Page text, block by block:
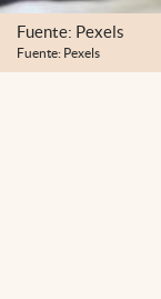
Fuente: Pexels
Fuente: Pexels